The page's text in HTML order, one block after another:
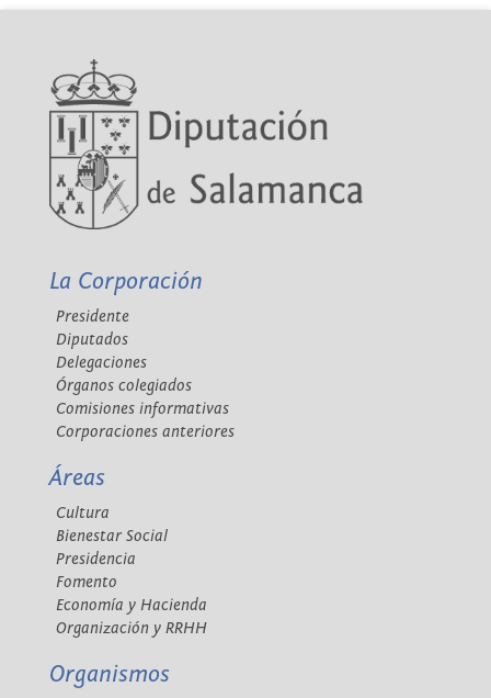
La Corporación
Presidente
Diputados
Delegaciones
Órganos colegiados
Comisiones informativas
Corporaciones anteriores
Áreas
Cultura
Bienestar Social
Presidencia
Fomento
Economía y Hacienda
Organización y RRHH
Organismos